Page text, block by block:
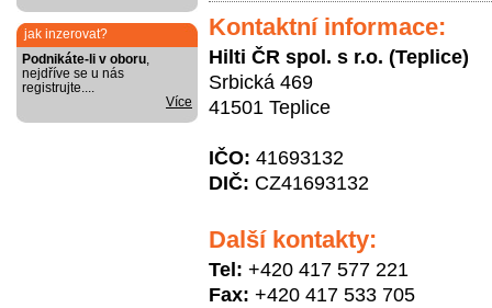
jak inzerovat?
Podnikáte-li v oboru,
nejdříve se u nás
registrujte....
Více
Kontaktní informace:
Hilti ČR spol. s r.o. (Teplice)
Srbická 469
41501 Teplice
IČO: 41693132
DIČ: CZ41693132
Další kontakty:
Tel: +420 417 577 221
Fax: +420 417 533 705